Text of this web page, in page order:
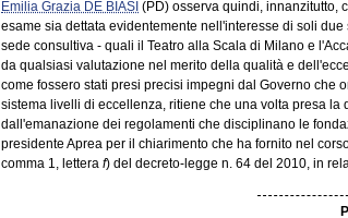
Emilia Grazia DE BIASI (PD) osserva quindi, innanzitutto,
esame sia dettata evidentemente nell'interesse di soli
sede consultiva - quali il Teatro alla Scala di Milano e
da qualsiasi valutazione nel merito della qualità e
come fossero stati presi precisi impegni dal Governo che
sistema livelli di eccellenza, ritiene che una volta presa
dall'emanazione dei regolamenti che disciplinano le
presidente Aprea per il chiarimento che ha fornito nel
comma 1, lettera f) del decreto-legge n. 64 del 2010, in